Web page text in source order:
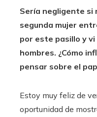
Sería negligente si
segunda mujer
por este pasillo y
hombres. ¿Cómo
pensar sobre el
Estoy muy feliz de
oportunidad de